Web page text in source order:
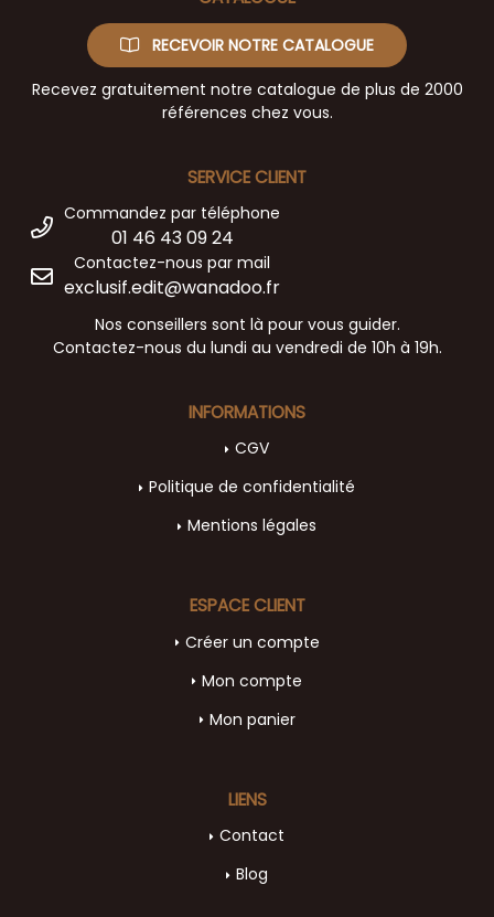
RECEVOIR NOTRE CATALOGUE
Recevez gratuitement notre catalogue de plus de 2000
références chez vous.
SERVICE CLIENT
Commandez par téléphone
01 46 43 09 24
Contactez-nous par mail
exclusif.edit@wanadoo.fr
Nos conseillers sont là pour vous guider.
Contactez-nous du lundi au vendredi de 10h à 19h.
INFORMATIONS
CGV
Politique de confidentialité
Mentions légales
LIENS
Contact
Blog
ESPACE CLIENT
Créer un compte
Mon compte
Mon panier